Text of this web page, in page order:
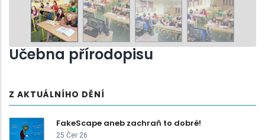
Učebna přírodopisu
Z AKTUÁLNÍHO DĚNÍ
FakeScape aneb zachraň to dobré!
25 Čer 26